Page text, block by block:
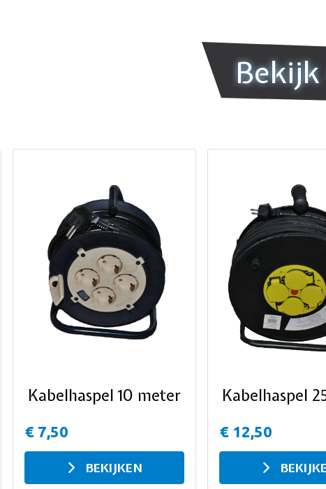
Bekijk
Kabelhaspel 10 meter
€ 7,50
BEKIJKEN
Kabelhaspel
€ 12,50